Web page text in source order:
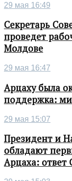
29 мая 16:49
Секретарь
проведет
Молдове
29 мая 16:47
Арцаху была
поддержка:
29 мая 15:07
Президент и
обладают
Арцаха: ответ